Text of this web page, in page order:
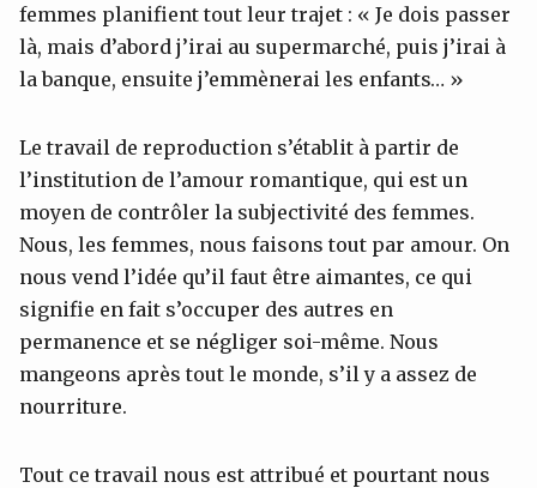
femmes planifient tout leur trajet : « Je dois passer
là, mais d’abord j’irai au supermarché, puis j’irai à
la banque, ensuite j’emmènerai les enfants… »
Le travail de reproduction s’établit à partir de
l’institution de l’amour romantique, qui est un
moyen de contrôler la subjectivité des femmes.
Nous, les femmes, nous faisons tout par amour. On
nous vend l’idée qu’il faut être aimantes, ce qui
signifie en fait s’occuper des autres en
permanence et se négliger soi-même. Nous
mangeons après tout le monde, s’il y a assez de
nourriture.
Tout ce travail nous est attribué et pourtant nous